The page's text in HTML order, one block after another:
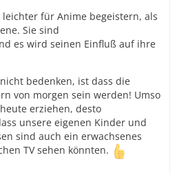
für Anime begeistern, als
Sie sind
es wird seinen Einfluß auf ihre
bedenken, ist dass die
von morgen sein werden! Umso
erziehen, desto
unsere eigenen Kinder und
sind auch ein erwachsenes
TV sehen könnten.